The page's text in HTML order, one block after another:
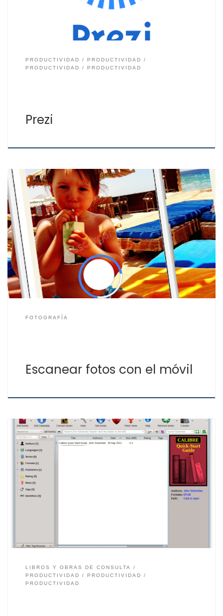
PRODUCTIVIDAD
PRODUCTIVIDAD
PRODUCTIVIDAD
PRODUCTIVIDAD
Prezi
Ahora también puedes escanear fotos con el teléfono
móvil. Te presentamos dos aplicaciones para móviles
para que guardes y compartas tus fotos. También
realizan la mejora de fotos antiguas o que hayan
perdido calidad. PhotoScan Con PhotoScan de Google
puedes realizar escaneos gratis de fotos con tu móvil,
recorta automáticamente […]
FOTOGRAFÍA
Escanear fotos con el móvil
Calibre es un lector, organizador y conversor de libros
electrónicos más sencillos y fácil de usar. Siendo la
aplicación de conversión de ePubs más conocida,
puedes descargar Calibre gratis ya que es gratuito en
todas sus versiones. Calibre tiene un entorno dirigido a
todos los usuarios, tanto con conocimientos básicos
LIBROS Y OBRAS DE CONSULTA
PRODUCTIVIDAD
PRODUCTIVIDAD
PRODUCTIVIDAD